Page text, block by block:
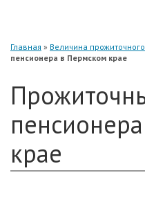
Главная » Величина
пенсионера в Пермском крае
крае